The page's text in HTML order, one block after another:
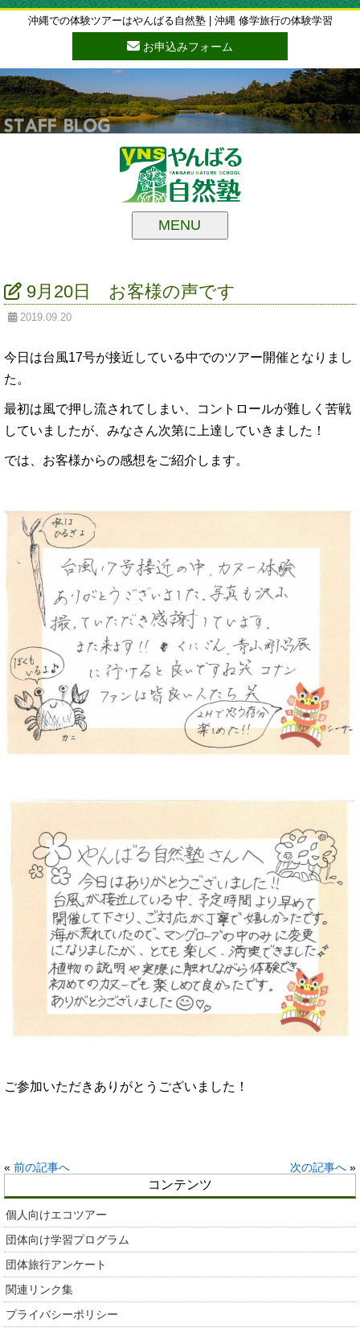
沖縄での体験ツアーはやんばる自然塾 | 沖縄 修学旅行の体験学習
お申込みフォーム
MENU
9月20日 お客様の声です
2019.09.20
今日は台風17号が接近している中でのツアー開催となりまし
た。
最初は風で押し流されてしまい、コントロールが難しく苦戦
していましたが、みなさん次第に上達していきました！
では、お客様からの感想をご紹介します。
ご参加いただきありがとうございました！
« 前の記事へ 次の記事へ »
コンテンツ
個人向けエコツアー
団体向け学習プログラム
団体旅行アンケート
関連リンク集
プライバシーポリシー